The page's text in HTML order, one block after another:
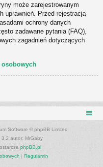
może zarejestrowanym
uprawnień. Przed rejestracją
ochrony danych
zadawane pytania (FAQ),
zagadnień dotyczących
osobowych
Software © phpBB Limited
3.2 autor: MrGaby
phpBB.pl
| Regulamin